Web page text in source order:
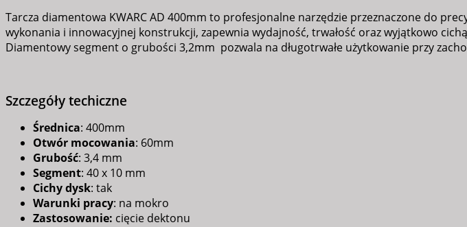
Tarcza diamentowa KWARC AD 400mm to profesjonalne narzędzie przeznaczone do
wykonania i innowacyjnej konstrukcji, zapewnia wydajność, trwałość oraz wyjątkowo
Diamentowy segment o grubości 3,2mm pozwala na długotrwałe użytkowanie przy
Szczegóły techiczne
Średnica: 400mm
Otwór mocowania: 60mm
Grubość: 3,4 mm
Segment: 40 x 10 mm
Cichy dysk: tak
Warunki pracy: na mokro
Zastosowanie: cięcie dektonu